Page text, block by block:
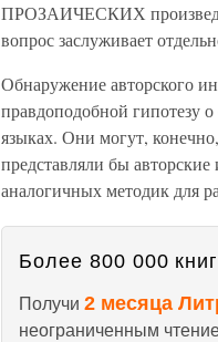
ПРОЗАИЧЕСКИХ
вопрос заслуживает
Обнаружение авторского
правдоподобной гипотезу
языках. Они могут,
представляли бы
аналогичных методик для
Более 800 000
Получи 2 месяца
неограниченным